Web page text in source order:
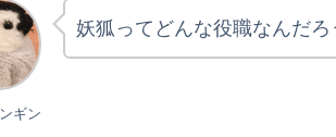
ギン
妖狐ってどんな役職なんだろ